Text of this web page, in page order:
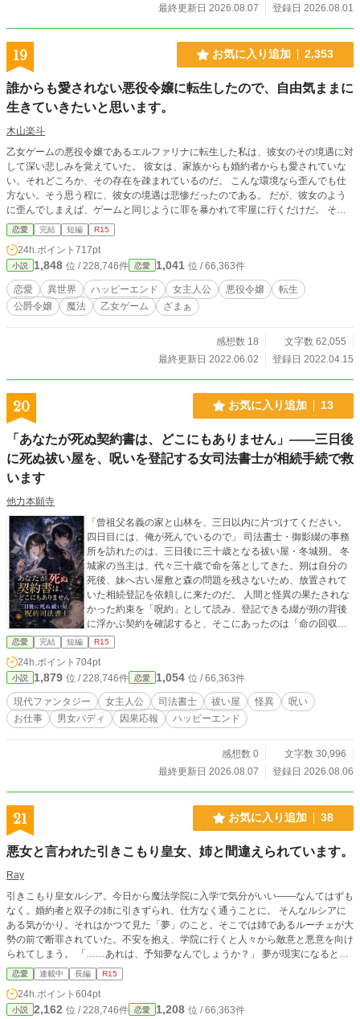
最終更新日 2026.08.07
登録日 2026.08.01
19 お気に入り追加 2,353
誰からも愛されない悪役令嬢に転生したので、自由気ままに
生きていきたいと思います。
木山楽斗
乙女ゲームの悪役令嬢であるエルファリナに転生した私は、彼女のその境遇に対
して深い悲しみを覚えていた。 彼女は、家族からも婚約者からも愛されていな
い。それどころか、その存在を疎まれているのだ。 こんな環境なら歪んでも仕
方ない。そう思う程に、彼女の境遇は悲惨だったのである。 だが、彼女のよう
に歪んでしまえば、ゲームと同じように罪を暴かれて牢屋に行くだけだ。 その
ため、私は心を強く持つしかなかった。悲惨な結末を迎えないためにも、どんな
に不当な扱いをされても、耐え抜くしかなかったのである。 そんな私に、解放
される日がやって来た。 それは、ゲームの始まりである魔法学園入学の日だ。
全寮制の学園には、歪な家族は存在しない。 私は、自由を得たのである。 その
自由を謳歌しながら、私は思っていた。 悲惨な境遇から必ず抜け出し、自由気
ままに生きるのだと。
恋愛 完結 短編 R15
24h.ポイント 717pt
小説 1,848 位 / 228,746件 恋愛 1,041 位 / 66,363件
恋愛 異世界 ハッピーエンド 女主人公 悪役令嬢
転生
公爵令嬢
魔法 乙女ゲーム ざまぁ
感想数 18
文字数 62,055
最終更新日 2022.06.02
登録日 2022.04.15
20 お気に入り追加 13
「あなたが死ぬ契約書は、どこにもありません」――三日後
に死ぬ祓い屋を、呪いを登記する女司法書士が相続手続で救
います
他力本願寺
「曾祖父名義の家と山林を、三日以内に片づけてください。
四日目には、俺が死んでいるので」 司法書士・御影綴の事務
所を訪れたのは、三日後に三十歳となる祓い屋・冬城朔。 冬
城家の当主は、代々三十歳で命を落としてきた。朔は自分の
死後、妹へ古い屋敷と森の問題を残さないため、放置されて
いた相続登記を依頼しに来たのだ。 人間と怪異の果たされな
かった約束を「呪約」として読み、登記できる綴が朔の背後
に浮かぶ契約を確認すると、そこにあったのは「命の回収」
ではなく、「貸与霊力の返還」という文字だった。 あなたが
死ぬと書いてある契約書は、どこにもない。 真相を調べるた
め、綴は危険を承知で呪約を仮登記する。だが空欄にしたは
ずの次順位承継人は、朔の妹・澪の名前で埋められてしまっ
た。 助けるための手続きが、別の人間を次の債務者にした。
自らの判断に責任を負うため、綴は呪いを自分の身体へ移
し、朔の父が二十年前に残した戸籍、未提出書類、森の登記
死が正当な対価ではなく、冬城家が怪異から借りた力を私物
化した結果だったという事実。 一人を差し出せば、町は守ら
書士と、死ぬことを受け入れてきた祓い屋の、現代怪異×相続
実務×男女バディミステリー。 全八話完結。
恋愛 完結 短編 R15
24h.ポイント 704pt
小説 1,879 位 / 228,746件 恋愛 1,054 位 / 66,363件
現代ファンタジー 女主人公 司法書士 祓い屋 怪異
呪い
お仕事
男女バディ 因果応報 ハッピーエンド
感想数 0
文字数 30,996
最終更新日 2026.08.07
登録日 2026.08.06
21 お気に入り追加 38
悪女と言われた引きこもり皇女、姉と間違えられています。
Ray
引きこもり皇女ルシア。今日から魔法学院に入学で気分がいい――なんてはずも
なく。婚約者と双子の姉に引きずられ、仕方なく通うことに。 そんなルシアに
ある気がかり。それはかつて見た「夢」のこと。そこでは姉であるルーチェが大
勢の前で断罪されていた。不安を抱え、学院に行くと人々から敵意と悪意を向け
られてしまう。 「……あれは、予知夢なんでしょうか？」 夢が現実になると考
えたルシアは、大好きな姉を守るために学院で犯人調査。なのだが―― 「一目
見れば分かりますよね!?」 誰も双子を見分けることができず、姉と間違えられ
悪女扱い。姉の方は婚約者への仕返しを企んでいるらしい。 本人たち曰く、二
人は似ていないようだが―― 「普通に考えて、浮気する人が悪いですよね？」
恋愛 連載中 長編 R15
24h.ポイント 604pt
小説 2,162 位 / 228,746件 恋愛 1,208 位 / 66,363件